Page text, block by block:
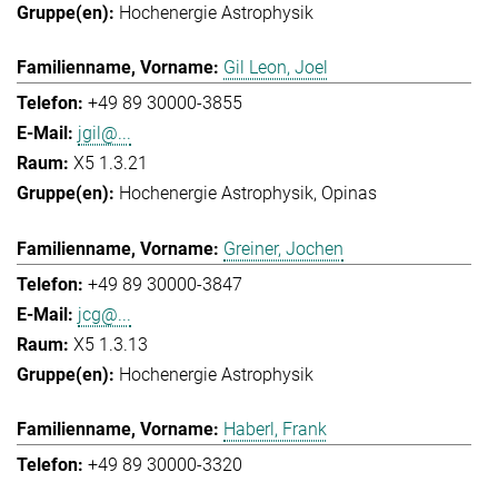
Hochenergie Astrophysik
Gil Leon, Joel
+49 89 30000-3855
jgil@...
X5 1.3.21
Hochenergie Astrophysik Opinas
Greiner, Jochen
+49 89 30000-3847
jcg@...
X5 1.3.13
Hochenergie Astrophysik
Haberl, Frank
+49 89 30000-3320